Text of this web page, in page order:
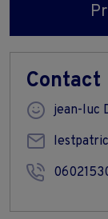
Contact
jean-luc